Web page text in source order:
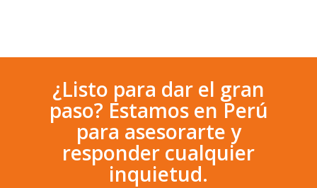
¿Listo para dar el gran
paso? Estamos en Perú
para asesorarte y
responder cualquier
inquietud.